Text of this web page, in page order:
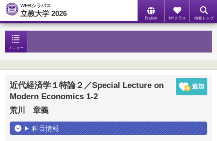
WEBシラバス
立教大学 2026
English MYクラス 検索トップ
メニュー
近代経済学１特論２／Special Lecture on
Modern Economics 1-2
荒川 章義
科目情報